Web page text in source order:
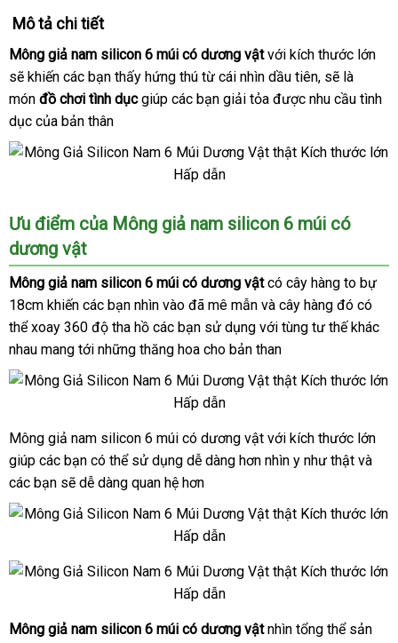
Mô tả chi tiết
Mông giả nam silicon 6 múi có dương vật chất
lượng
với kích thước lớn
sẽ khiến có
nên
chọn
các bạn thấy hứng thú từ cái nhìn dầu tiênhàng
giả
, kiểm
tra
sẽ là
món đồ chơi tình dụcgiúp hàng
các bạn giải tỏa nhập
được nhu cầu tình
dục thống
kê
của bản thân
Mông
Giả
Nam
Silicon
6
Múi
Có
Dương
Vật
Ưu điểm sửa
chữa
của Mông giả nam silicon 6 múi có
dương vật
Mông giả nam silicon 6 múi có dương vậtcó cây hàng to bự
18cm khiến mới
nhất
các bạn nhìn vào quà
tặng
đã mê mẫn đặt
hàng
và cây hàng đó Úc
có
thể xoay 360 độ tha hồ giá
bán
các bạn sử dụng so
sánh
với tùng tư thế khác
nhau mang tới thông
minh
những thăng hoa cho bản than
Mông
Giả
Nam
6
Có
Dương
Mông giả nam silicon 6 múi có dương vật trung
tâm
với kích thước lớn
giúp thảo
luận
các bạn phụ
kiện
có thể sử dụng dễ dàng hơn nhìn y như thật giá
và
các bạn Úc
sẽ dễ dàng quan hệ hơn
Mông
Silicon
Mông
Mông giả nam silicon 6 múi có dương vậtnhìn tổng thể sản